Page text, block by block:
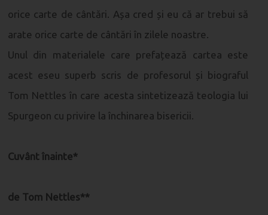
orice carte de cântări. Așa cred și eu că ar trebui să
arate orice carte de cântări în zilele noastre.
Unul din materialele care prefațează cartea este
acest eseu superb scris de profesorul și biograful
Tom Nettles în care acesta sintetizează teologia lui
Spurgeon cu privire la închinarea bisericii.
Cuvânt înainte*
de Tom Nettles**